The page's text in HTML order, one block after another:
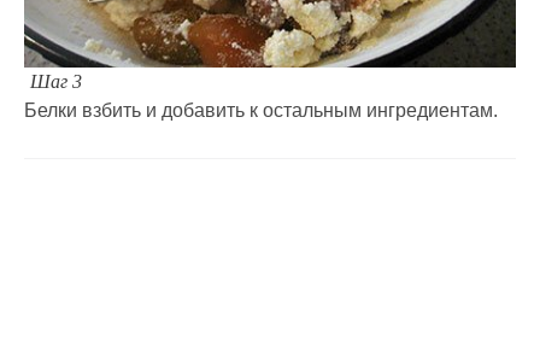
Шаг 3
Белки взбить и добавить к остальным ингредиентам.